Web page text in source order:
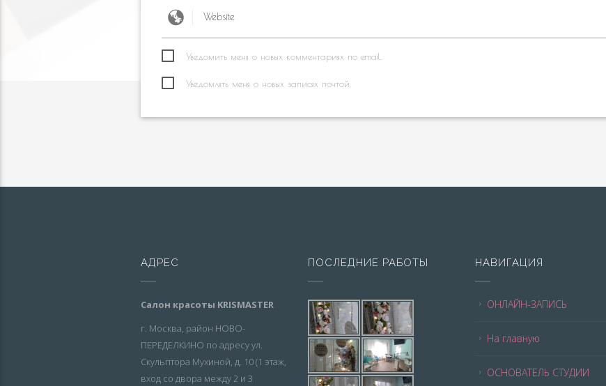
Уведомить меня о новых комментариях по email.
Уведомлять меня о новых записях почтой.
АДРЕС
Салон красоты KRISMASTER
г. Москва, район НОВО-
ПЕРЕДЕЛКИНО по адресу ул.
Скульптора Мухиной, д. 10 (1 этаж,
вход со двора между 2 и 3
ПОСЛЕДНИЕ РАБОТЫ НАВИГАЦИЯ
ОНЛАЙН-ЗАПИСЬ
На главную
ОСНОВАТЕЛЬ СТУДИИ